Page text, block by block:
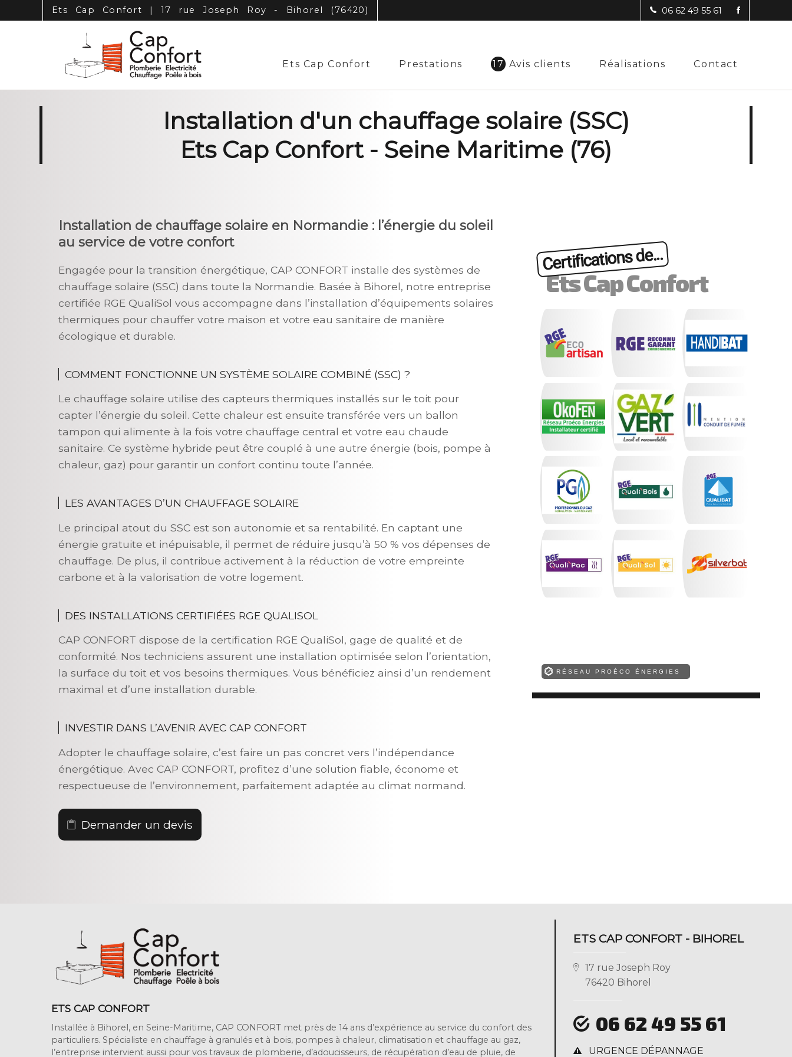
Ets Cap Confort | 17 rue Joseph Roy - Bihorel (76420) 06 62 49 55 61
Ets Cap Confort Prestations 17 Avis clients Réalisations Contact
Installation d'un chauffage solaire (SSC)
Ets Cap Confort - Seine Maritime (76)
Installation de chauffage solaire en Normandie : l’énergie du soleil
au service de votre confort
Engagée pour la transition énergétique, CAP CONFORT installe des systèmes de
chauffage solaire (SSC) dans toute la Normandie. Basée à Bihorel, notre entreprise
certifiée RGE QualiSol vous accompagne dans l’installation d’équipements solaires
thermiques pour chauffer votre maison et votre eau sanitaire de manière
écologique et durable.
COMMENT FONCTIONNE UN SYSTÈME SOLAIRE COMBINÉ (SSC) ?
Le chauffage solaire utilise des capteurs thermiques installés sur le toit pour
capter l’énergie du soleil. Cette chaleur est ensuite transférée vers un ballon
tampon qui alimente à la fois votre chauffage central et votre eau chaude
sanitaire. Ce système hybride peut être couplé à une autre énergie (bois, pompe à
chaleur, gaz) pour garantir un confort continu toute l’année.
LES AVANTAGES D’UN CHAUFFAGE SOLAIRE
Le principal atout du SSC est son autonomie et sa rentabilité. En captant une
énergie gratuite et inépuisable, il permet de réduire jusqu’à 50 % vos dépenses de
chauffage. De plus, il contribue activement à la réduction de votre empreinte
carbone et à la valorisation de votre logement.
DES INSTALLATIONS CERTIFIÉES RGE QUALISOL
CAP CONFORT dispose de la certification RGE QualiSol, gage de qualité et de
conformité. Nos techniciens assurent une installation optimisée selon l’orientation,
la surface du toit et vos besoins thermiques. Vous bénéficiez ainsi d’un rendement
maximal et d’une installation durable.
INVESTIR DANS L’AVENIR AVEC CAP CONFORT
Adopter le chauffage solaire, c’est faire un pas concret vers l’indépendance
énergétique. Avec CAP CONFORT, profitez d’une solution fiable, économe et
respectueuse de l’environnement, parfaitement adaptée au climat normand.
Demander un devis
Certifications de...
Ets Cap Confort
RÉSEAU PROÉCO ÉNERGIES
ETS CAP CONFORT
Installée à Bihorel, en Seine-Maritime, CAP CONFORT met près de 14 ans d’expérience au service du confort des
particuliers. Spécialiste en chauffage à granulés et à bois, pompes à chaleur, climatisation et chauffage au gaz,
l’entreprise intervient aussi pour vos travaux de plomberie, d’adoucisseurs, de récupération d’eau de pluie, de
ETS CAP CONFORT - BIHOREL
17 rue Joseph Roy
76420 Bihorel
06 62 49 55 61
URGENCE DÉPANNAGE
Panneau de gestion des cookies